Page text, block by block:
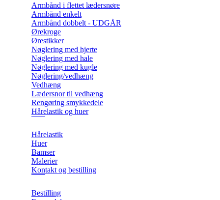
Armbånd i flettet lædersnøre
Armbånd enkelt
Armbånd dobbelt - UDGÅR
Ørekroge
Ørestikker
Nøglering med hjerte
Nøglering med hale
Nøglering med kugle
Nøglering/vedhæng
Vedhæng
Lædersnor til vedhæng
Rengøring smykkedele
Hårelastik og huer
Hårelastik
Huer
Bamser
Malerier
Kontakt og bestilling
Bestilling